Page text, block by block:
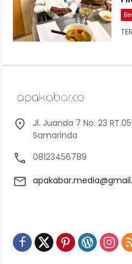
Jl. Juanda 7 No. 23
Samarinda
08123456789